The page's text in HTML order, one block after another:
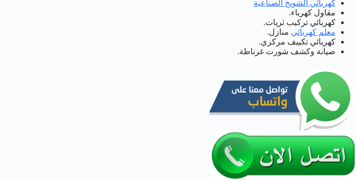
كهربائي الشويخ الصناعية
مقاول كهرباء.
كهربائي تركيب ثريات.
معلم كهربائي منازل.
كهربائي تكييف مركزي.
صيانة وكشف شورت غرناطة.